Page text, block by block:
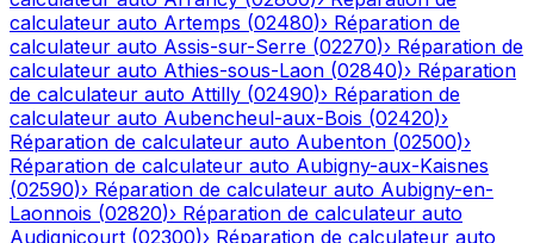
calculateur auto Artemps (02480)› Réparation de
calculateur auto Assis-sur-Serre (02270)› Réparation de
calculateur auto Athies-sous-Laon (02840)› Réparation
de calculateur auto Attilly (02490)› Réparation de
calculateur auto Aubencheul-aux-Bois (02420)›
Réparation de calculateur auto Aubenton (02500)›
Réparation de calculateur auto Aubigny-aux-Kaisnes
(02590)› Réparation de calculateur auto Aubigny-en-
Laonnois (02820)› Réparation de calculateur auto
Audignicourt (02300)› Réparation de calculateur auto